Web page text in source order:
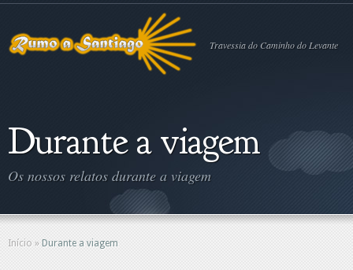
Travessia do Caminho do Levante
Durante a viagem
Os nossos relatos durante a viagem
Início » Durante a viagem